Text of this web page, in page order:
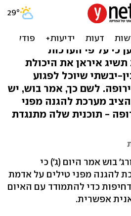
באירופה -
כי על פי הערכות
מודיעיניות, עד 2015 תשיג איראן את היכולת
יבשתי שיוכל לפגוע
לשם כך, אמר בוש, יש
מערכת להגנה מפני
- תוכנית שלה מתנגדת
בוש אמר היום (ג') כי
להגנה מפני טילים על אדמת
כדי להתמודד עם האיום
אפשרית.